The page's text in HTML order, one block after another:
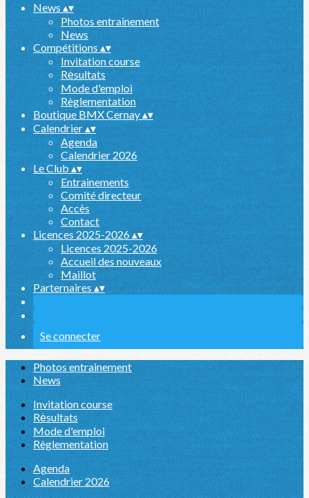
News▴▾
Photos entrainement
News
Compétitions▴▾
Invitation course
Rėsultats
Mode d'emploi
Règlementation
Boutique BMX Cernay▴▾
Calendrier▴▾
Agenda
Calendrier 2026
Le Club▴▾
Entrainements
Comité directeur
Accès
Contact
Licences 2025-2026▴▾
Licences 2025-2026
Accueil des nouveaux
Maillot
Parternaires▴▾
Se connecter
Photos entrainement
News
Invitation course
Rėsultats
Mode d'emploi
Règlementation
Agenda
Calendrier 2026